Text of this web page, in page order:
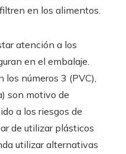
en los alimentos.
atención a los
en el embalaje.
números 3 (PVC),
son motivo de
a los riesgos de
de utilizar plásticos
utilizar alternativas